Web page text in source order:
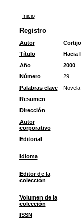
Inicio
Registro
Autor
Título
Hacia
Año
2000
Número
29
Palabras clave
Resumen
Dirección
Autor
corporativo
Editorial
Idioma
Editor de la
colección
Volumen de la
colección
ISSN